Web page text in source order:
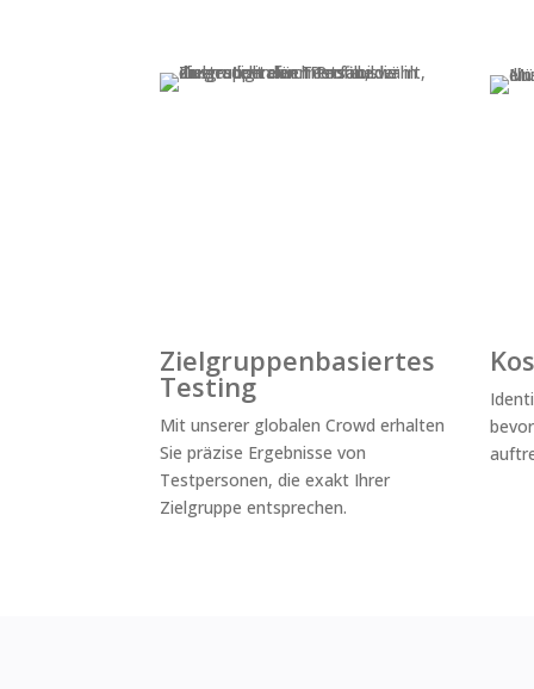
Zielgruppenbasiertes
Testing
Mit unserer globalen Crowd erhalten
Sie präzise Ergebnisse von
Testpersonen, die exakt Ihrer
Zielgruppe entsprechen.